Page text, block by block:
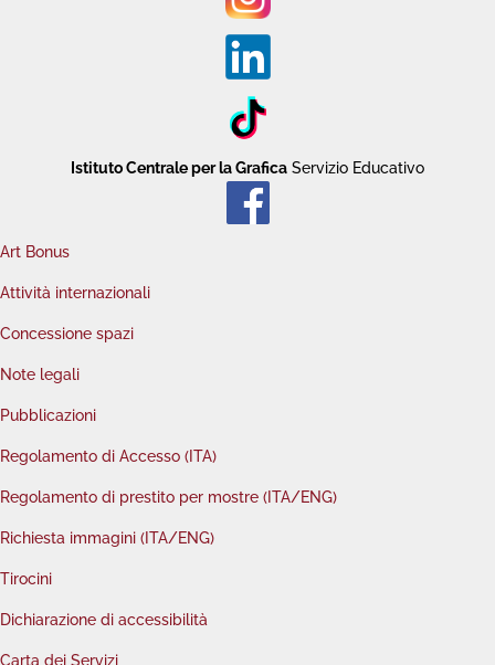
Istituto Centrale per la Grafica Servizio Educativo
Art Bonus
Attività internazionali
Concessione spazi
Note legali
Pubblicazioni
Regolamento di Accesso (ITA)
Regolamento di prestito per mostre (ITA/ENG)
Richiesta immagini (ITA/ENG)
Tirocini
Dichiarazione di accessibilità
Carta dei Servizi